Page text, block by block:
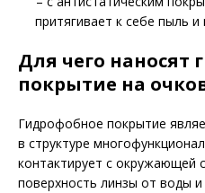
притягивает к себе пыль
Для чего наносят
покрытие на
Гидрофобное покрытие
в структуре
контактирует с окружающей
поверхность линзы от воды